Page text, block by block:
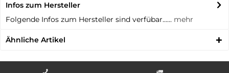
Infos zum Hersteller
Folgende Infos zum Hersteller sind verfübar...... mehr
Ähnliche Artikel